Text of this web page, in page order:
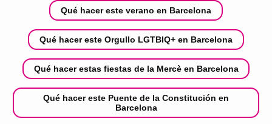
Qué hacer este verano en Barcelona
Qué hacer este Orgullo LGTBIQ+ en Barcelona
Qué hacer estas fiestas de la Mercè en Barcelona
Qué hacer este Puente de la Constitución en
Barcelona